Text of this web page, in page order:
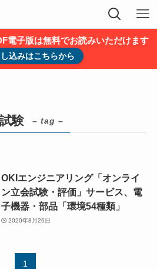
電子版は無料でお読みいただけます
込みはこちらから
験 – tag –
OKIエンジニアリング「オンライ
ン立会試験・評価」サービス、電
子機器・部品「環境54種類」
2020年8月26日
1